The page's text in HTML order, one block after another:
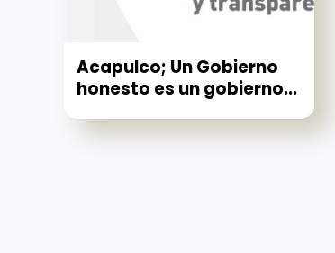
Acapulco; Un Gobierno
honesto es un gobierno...